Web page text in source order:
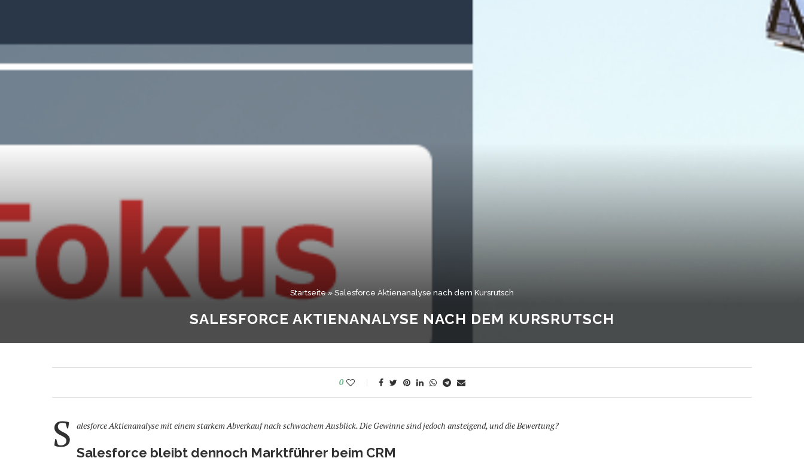
Startseite» Salesforce Aktienanalyse nach dem Kursrutsch
SALESFORCE AKTIENANALYSE NACH DEM KURSRUTSCH
0
S alesforce Aktienanalyse mit einem starkem Abverkauf nach schwachem Ausblick. Die Gewinne sind jedoch ansteigend, und die Bewertung?
Salesforce bleibt dennoch Marktführer beim CRM